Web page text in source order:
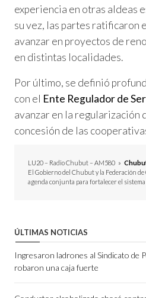
experiencia en otras aldeas
su vez, las partes ratificaron
avanzar en proyectos de
en distintas localidades.
Por último, se definió
con el Ente Regulador de
avanzar en la regularización
concesión de las
LU20 – Radio Chubut – AM580 »
El Gobierno del Chubut y la Federación
agenda conjunta para fortalecer el
ÚLTIMAS NOTICIAS
Ingresaron ladrones al Sindicato de
robaron una caja fuerte